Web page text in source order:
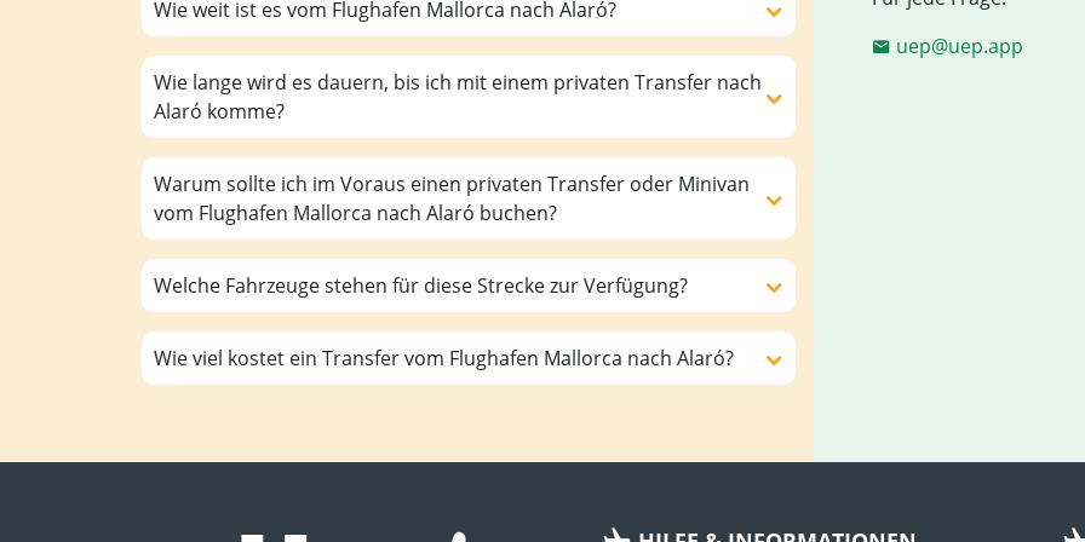
Wie weit ist es vom Flughafen Mallorca nach Alaró?
Wie lange wird es dauern, bis ich mit einem privaten Transfer nach
Alaró komme?
Warum sollte ich im Voraus einen privaten Transfer oder Minivan
vom Flughafen Mallorca nach Alaró buchen?
Welche Fahrzeuge stehen für diese Strecke zur Verfügung?
Wie viel kostet ein Transfer vom Flughafen Mallorca nach Alaró?
uep@uep.app